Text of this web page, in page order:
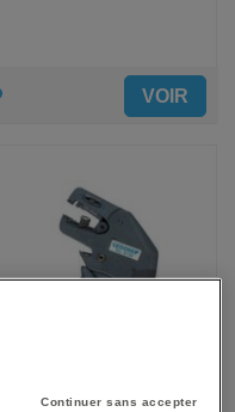
AJOUTER VOIR
Continuer sans accepter